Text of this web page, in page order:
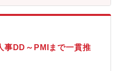
れています。・様々なキャリア
が集まる新生チームになってい
内事業の拡大、グローバル展開
ため、会社として初めて取り組
ルや慣習に縛られずに自分たち
経験ができます。・海外の主要
、現地とのミーティングの大半
的シェアを誇る既存事業の基盤
積してきた顧客基盤・ユーザー
、時代の変化（AI検索やAIエー
なる変革・事業戦略を推進して
まだ誰も答えを持っていない難
行き、プロジェクトを動かして
戦略立案から様々な領域の課題
事DD～PMIまで一貫推